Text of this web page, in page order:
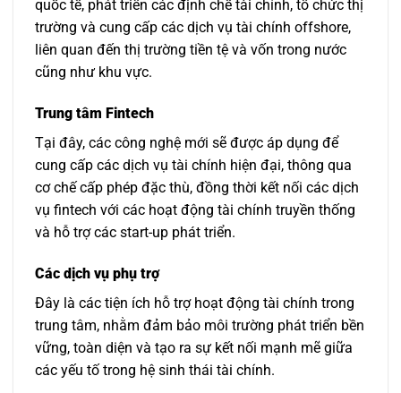
quốc tế, phát triển các định chế tài chính, tổ chức thị
trường và cung cấp các dịch vụ tài chính offshore,
liên quan đến thị trường tiền tệ và vốn trong nước
cũng như khu vực.
Trung tâm Fintech
Tại đây, các công nghệ mới sẽ được áp dụng để
cung cấp các dịch vụ tài chính hiện đại, thông qua
cơ chế cấp phép đặc thù, đồng thời kết nối các dịch
vụ fintech với các hoạt động tài chính truyền thống
và hỗ trợ các start-up phát triển.
Các dịch vụ phụ trợ
Đây là các tiện ích hỗ trợ hoạt động tài chính trong
trung tâm, nhằm đảm bảo môi trường phát triển bền
vững, toàn diện và tạo ra sự kết nối mạnh mẽ giữa
các yếu tố trong hệ sinh thái tài chính.